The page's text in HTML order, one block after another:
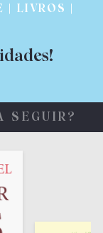
| LIVROS |
SEGUIR?